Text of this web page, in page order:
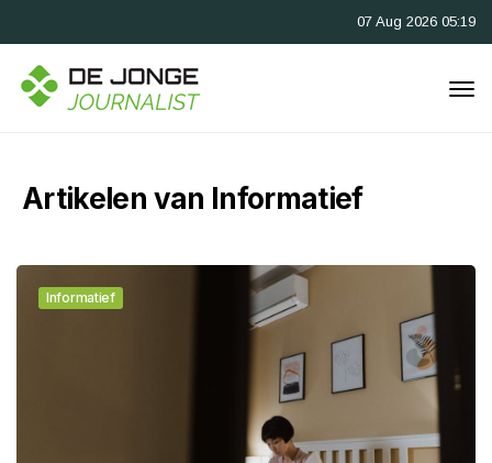
07 Aug 2026 05:19
Artikelen van Informatief
Informatief